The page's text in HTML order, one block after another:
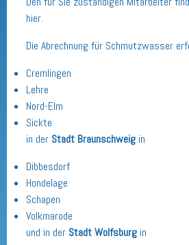
hier.
Die Abrechnung für Schmutzwasser
Cremlingen
Lehre
Nord-Elm
Sickte
in der Stadt Braunschweig in
Dibbesdorf
Hondelage
Schapen
Volkmarode
und in der StadtWolfsburg in